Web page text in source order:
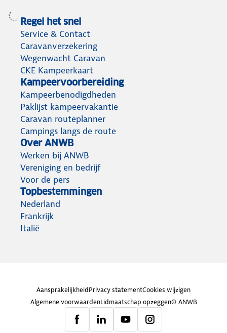
Regel het snel
Service & Contact
Caravanverzekering
Wegenwacht Caravan
CKE Kampeerkaart
Kampeervoorbereiding
Kampeerbenodigdheden
Paklijst kampeervakantie
Caravan routeplanner
Campings langs de route
Over ANWB
Werken bij ANWB
Vereniging en bedrijf
Voor de pers
Topbestemmingen
Nederland
Frankrijk
Italië
AansprakelijkheidPrivacy statementCookies wijzigen
Algemene voorwaardenLidmaatschap opzeggen© ANWB